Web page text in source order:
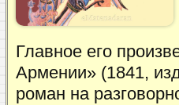
Главное его
Армении» (1841,
роман на